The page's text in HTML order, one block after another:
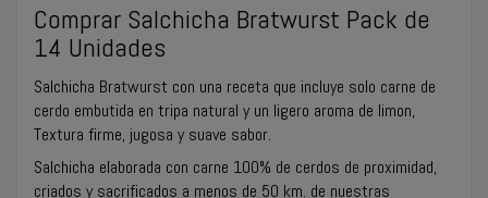
Comprar Salchicha Bratwurst Pack de
14 Unidades
Salchicha Bratwurst con una receta que incluye solo carne de
cerdo embutida en tripa natural y un ligero aroma de limon,
Textura firme, jugosa y suave sabor.
Salchicha elaborada con carne 100% de cerdos de proximidad,
criados y sacrificados a menos de 50 km. de nuestras